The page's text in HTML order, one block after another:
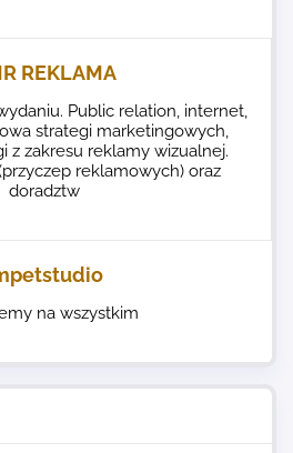
REKLAMA
Public relation, internet,
strategi marketingowych,
z zakresu reklamy wizualnej.
reklamowych) oraz
doradztw
na wszystkim